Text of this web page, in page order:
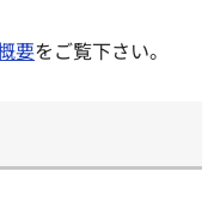
要をご覧下さい。